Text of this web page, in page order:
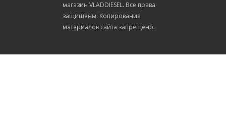
магазин VLADDIESEL. Все права
защищены. Копирование
материалов сайта запрещено.